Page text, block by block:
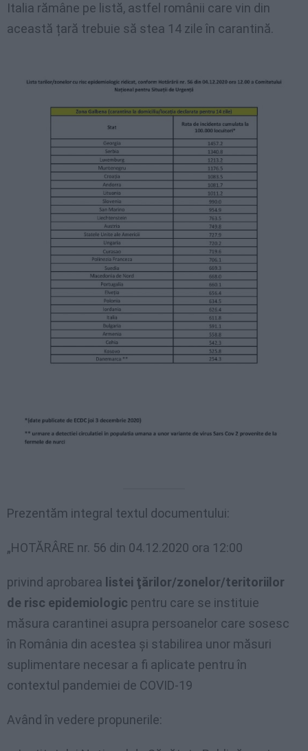
Italia rămâne pe listă, astfel românii care vin din
această țară trebuie să stea 14 zile în carantină.
Prezentăm integral textul documentului:
„HOTĂRÂRE nr. 56 din 04.12.2020 ora 12:00
privind aprobarea listei ţărilor/zonelor/teritoriilor
de risc epidemiologic pentru care se instituie
măsura carantinei asupra persoanelor care sosesc
în România din acestea şi stabilirea unor măsuri
suplimentare necesar a fi aplicate pentru în
contextul pandemiei de COVID-19
Având în vedere propunerile: